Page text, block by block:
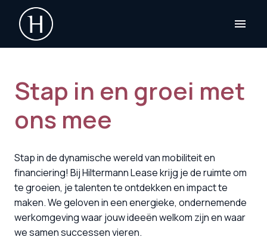
Overslaan
contentHomepagina
Stap in en groei met
ons mee
Stap in de dynamische wereld van mobiliteit en
financiering! Bij Hiltermann Lease krijg je de ruimte om
te groeien, je talenten te ontdekken en impact te
maken. We geloven in een energieke, ondernemende
werkomgeving waar jouw ideeën welkom zijn en waar